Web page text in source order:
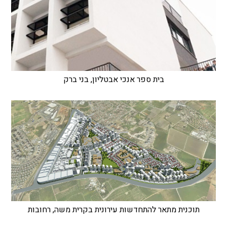
בית ספר אנכי אבטליון, בני ברק
תוכנית מתאר להתחדשות עירונית בקרית משה, רחובות